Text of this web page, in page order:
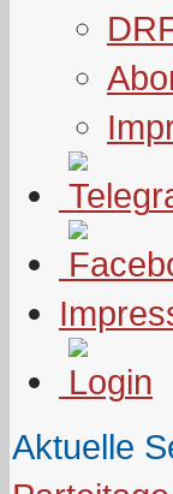
Aktuelle